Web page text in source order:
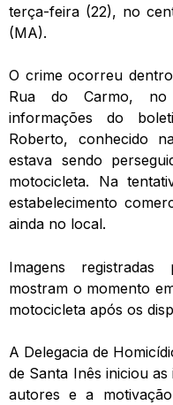
terça-feira (22), no
(MA).
O crime ocorreu
Rua do Carmo, no
informações do
Roberto, conhecido
estava sendo
motocicleta. Na
estabelecimento
ainda no local.
Imagens
mostram o momento
motocicleta após os
A Delegacia de
de Santa Inês iniciou
autores e a